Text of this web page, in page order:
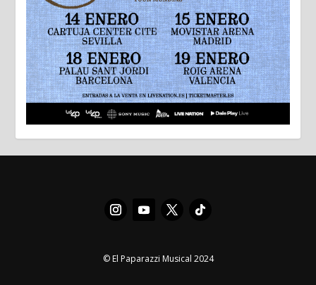
© El Paparazzi Musical 2024